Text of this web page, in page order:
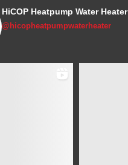
HiCOP Heatpump Water Heater
@hicopheatpumpwaterheater